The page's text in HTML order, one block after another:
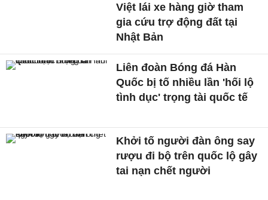
Việt lái xe hàng giờ tham
gia cứu trợ động đất tại
Nhật Bản
Liên đoàn Bóng đá Hàn
Quốc bị tố nhiều lần 'hối lộ
tình dục' trọng tài quốc tế
Khởi tố người đàn ông say
rượu đi bộ trên quốc lộ gây
tai nạn chết người